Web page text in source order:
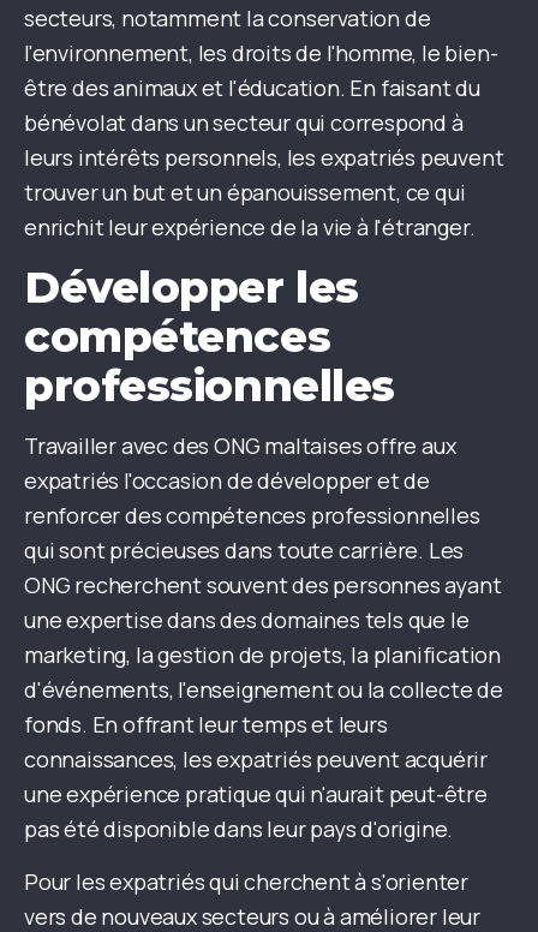
secteurs, notamment la conservation de
l'environnement, les droits de l'homme, le bien-
être des animaux et l'éducation. En faisant du
bénévolat dans un secteur qui correspond à
leurs intérêts personnels, les expatriés peuvent
trouver un but et un épanouissement, ce qui
enrichit leur expérience de la vie à l'étranger.
Développer les
compétences
professionnelles
Travailler avec des ONG maltaises offre aux
expatriés l'occasion de développer et de
renforcer des compétences professionnelles
qui sont précieuses dans toute carrière. Les
ONG recherchent souvent des personnes ayant
une expertise dans des domaines tels que le
marketing, la gestion de projets, la planification
d'événements, l'enseignement ou la collecte de
fonds. En offrant leur temps et leurs
connaissances, les expatriés peuvent acquérir
une expérience pratique qui n'aurait peut-être
pas été disponible dans leur pays d'origine.
Pour les expatriés qui cherchent à s'orienter
vers de nouveaux secteurs ou à améliorer leur